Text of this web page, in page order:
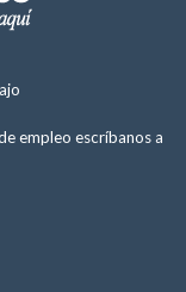
empleo escríbanos a